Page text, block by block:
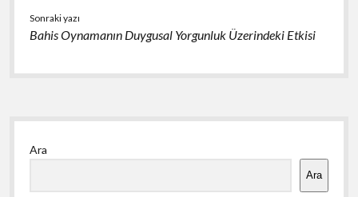
Sonraki yazı
Bahis Oynamanın Duygusal Yorgunluk Üzerindeki Etkisi
Yan
Menü
Ara
Ara